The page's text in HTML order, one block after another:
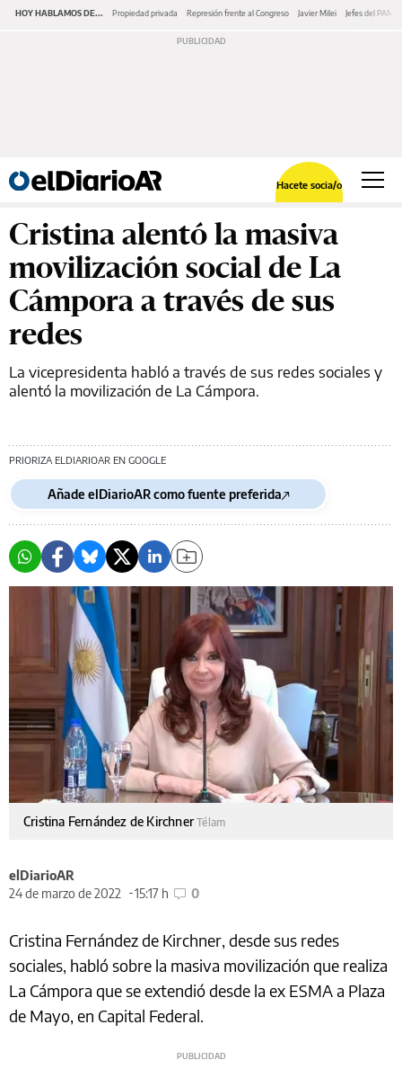
HOY HABLAMOS DE... Propiedad privada Represión frente al Congreso Javier Milei Jefes del PAMI
Hacete socia/o
Cristina alentó la masiva
movilización social de La
Cámpora a través de sus
redes
La vicepresidenta habló a través de sus redes sociales y
alentó la movilización de La Cámpora.
PRIORIZA ELDIARIOAR EN GOOGLE
Añade elDiarioAR como fuente preferida
Cristina Fernández de KirchnerTélam
elDiarioAR
24 de marzo de 2022
15:17 h 0
Cristina Fernández de Kirchner, desde sus redes
sociales, habló sobre la masiva movilización que realiza
La Cámpora que se extendió desde la ex ESMA a Plaza
de Mayo, en Capital Federal.